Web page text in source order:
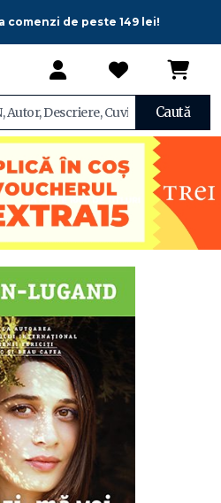
comenzi de peste 149 lei!
Caută